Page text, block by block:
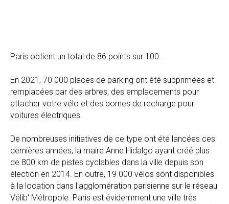
Paris obtient un total de 86 points sur 100.
En 2021, 70 000 places de parking ont été supprimées et
remplacées par des arbres, des emplacements pour
attacher votre vélo et des bornes de recharge pour
voitures électriques.
De nombreuses initiatives de ce type ont été lancées ces
dernières années, la maire Anne Hidalgo ayant créé plus
de 800 km de pistes cyclables dans la ville depuis son
élection en 2014. En outre, 19 000 vélos sont disponibles
à la location dans l'agglomération parisienne sur le réseau
Vélib' Métropole. Paris est évidemment une ville très